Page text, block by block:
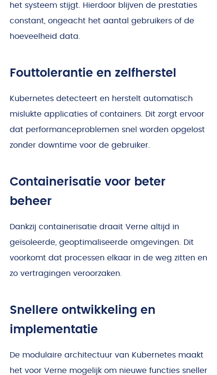
het systeem stijgt. Hierdoor blijven de prestaties
constant, ongeacht het aantal gebruikers of de
hoeveelheid data.
Fouttolerantie en zelfherstel
Kubernetes detecteert en herstelt automatisch
mislukte applicaties of containers. Dit zorgt ervoor
dat performanceproblemen snel worden opgelost
zonder downtime voor de gebruiker.
Containerisatie voor beter
beheer
Dankzij containerisatie draait Verne altijd in
geïsoleerde, geoptimaliseerde omgevingen. Dit
voorkomt dat processen elkaar in de weg zitten en
zo vertragingen veroorzaken.
Snellere ontwikkeling en
implementatie
De modulaire architectuur van Kubernetes maakt
het voor Verne mogelijk om nieuwe functies sneller